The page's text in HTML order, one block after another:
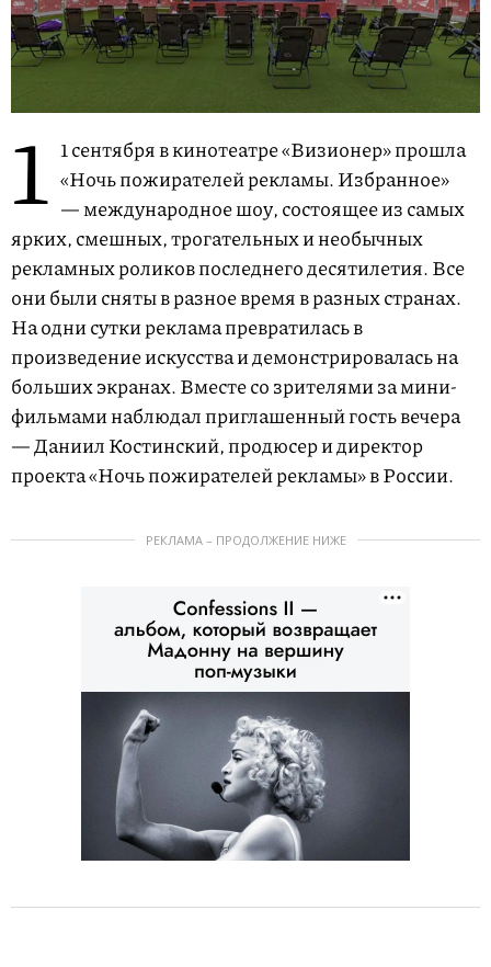
1 1 сентября в кинотеатре «Визионер» прошла
«Ночь пожирателей рекламы. Избранное»
— международное шоу, состоящее из самых
ярких, смешных, трогательных и необычных
рекламных роликов последнего десятилетия. Все
они были сняты в разное время в разных странах.
На одни сутки реклама превратилась в
произведение искусства и демонстрировалась на
больших экранах. Вместе со зрителями за мини-
фильмами наблюдал приглашенный гость вечера
— Даниил Костинский, продюсер и директор
проекта «Ночь пожирателей рекламы» в России.
РЕКЛАМА – ПРОДОЛЖЕНИЕ НИЖЕ